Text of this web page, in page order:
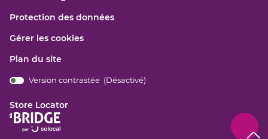
fenêtre)
une
fenêtre)
Protection des données(ouvre
Gérer les cookies
Plan du site
Version contrastée ( Désactivé)
Store Locator
(ouvre
dans